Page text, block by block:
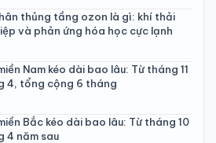
thủng tầng ozon là gì: khí thải
và phản ứng hóa học cực lạnh
Nam kéo dài bao lâu: Từ tháng 11
4, tổng cộng 6 tháng
Bắc kéo dài bao lâu: Từ tháng 10
4 năm sau